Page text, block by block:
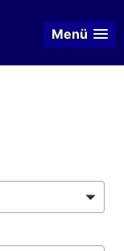
Menü